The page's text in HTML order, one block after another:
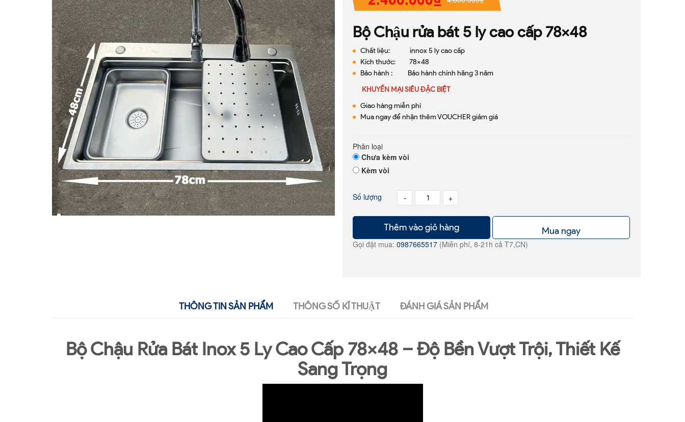
Bộ Chậu rửa bát 5 ly cao cấp 78x48
Chất liệu: innox 5 ly cao cấp
Kích thước: 78x48
Bảo hành : Bảo hành chính hãng 3 năm
KHUYẾN MẠI SIÊU ĐẶC BIỆT
Giao hàng miễn phí
Mua ngay để nhận thêm VOUCHER giảm giá
Phân loại
Chưa kèm vòi
Kèm vòi
Số lượng - +
Thêm vào giỏ hàng Mua ngay
Gọi đặt mua: 0987665517 (Miễn phí, 8-21h cả T7,CN)
THÔNG TIN SẢN PHẨM THÔNG SỐ KĨ THUẬT ĐÁNH GIÁ SẢN PHẨM
Bộ Chậu Rửa Bát Inox 5 Ly Cao Cấp 78x48 – Độ Bền Vượt Trội, Thiết Kế
Sang Trọng